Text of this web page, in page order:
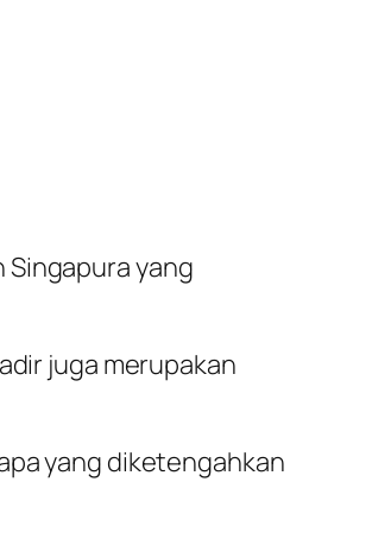
Singapura yang
juga merupakan
yang diketengahkan